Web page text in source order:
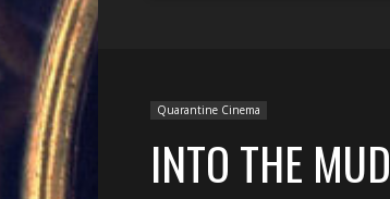
Quarantine Cinema
INTO THE MUD